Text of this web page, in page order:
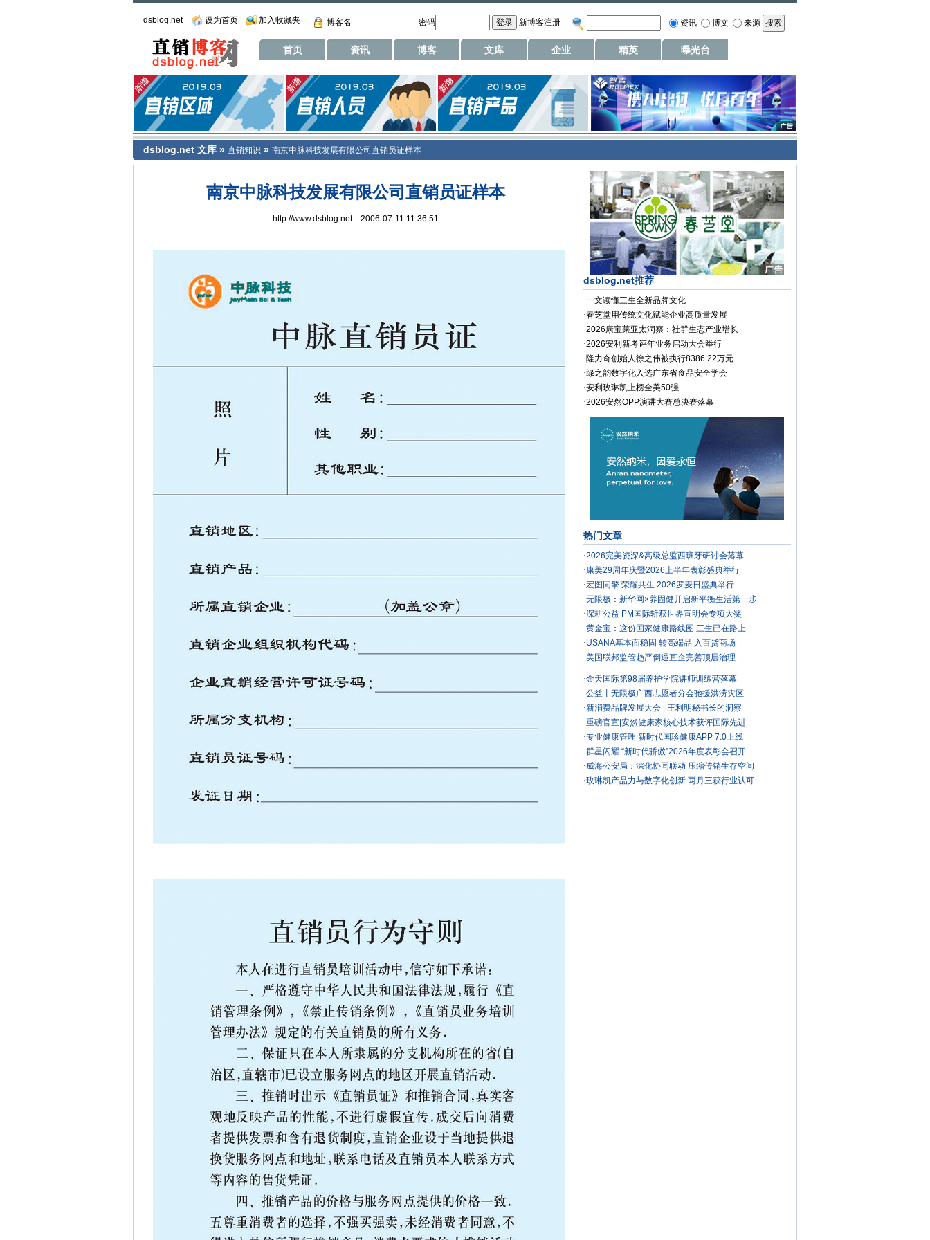
dsblog.net 设为首页 加入收藏夹 博客名 密码 新博客注册 资讯 博文 来源
首页 资讯 博客 文库 企业 精英 曝光台
dsblog.net 文库 » 直销知识 » 南京中脉科技发展有限公司直销员证样本
南京中脉科技发展有限公司直销员证样本
http://www.dsblog.net 2006-07-11 11:36:51
dsblog.net推荐
·一文读懂三生全新品牌文化
·春芝堂用传统文化赋能企业高质量发展
·2026康宝莱亚太洞察：社群生态产业增长
·2026安利新考评年业务启动大会举行
·隆力奇创始人徐之伟被执行8386.22万元
·绿之韵数字化入选广东省食品安全学会
·安利玫琳凯上榜全美50强
·2026安然OPP演讲大赛总决赛落幕
热门文章
·2026完美资深&高级总监西班牙研讨会落幕
·康美29周年庆暨2026上半年表彰盛典举行
·宏图同擎 荣耀共生 2026罗麦日盛典举行
·无限极：新华网×养固健开启新平衡生活第一步
·深耕公益 PM国际斩获世界宣明会专项大奖
·黄金宝：这份国家健康路线图 三生已在路上
·USANA基本面稳固 转高端品 入百货商场
·美国联邦监管趋严倒逼直企完善顶层治理
·金天国际第98届养护学院讲师训练营落幕
·公益丨无限极广西志愿者分会驰援洪涝灾区
·新消费品牌发展大会 | 王利明秘书长的洞察
·重磅官宣|安然健康家核心技术获评国际先进
·专业健康管理 新时代国珍健康APP 7.0上线
·群星闪耀 “新时代骄傲”2026年度表彰会召开
·威海公安局：深化协同联动 压缩传销生存空间
·玫琳凯产品力与数字化创新 两月三获行业认可